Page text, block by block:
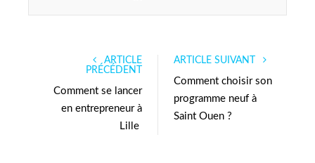
t
r
e
n
ARTICLE
PRÉCÉDENT
Comment se lancer
en entrepreneur à
Lille
ARTICLE SUIVANT
Comment choisir son
programme neuf à
Saint Ouen ?